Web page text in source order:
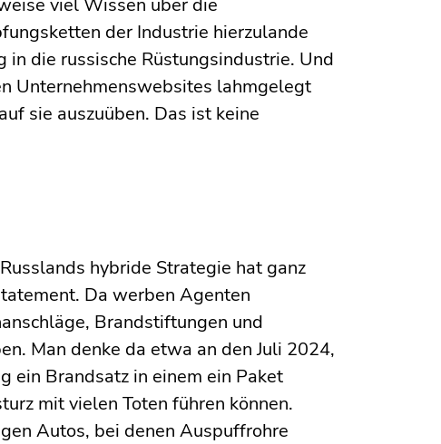
viel Wissen über die
der Industrie hierzulande
die russische Rüstungsindustrie. Und
Unternehmenswebsites lahmgelegt
sie auszuüben. Das ist keine
hybride Strategie hat ganz
Da werben Agenten
Brandstiftungen und
Man denke da etwa an den Juli 2024,
ein Brandsatz in einem ein Paket
mit vielen Toten führen können.
Autos, bei denen Auspuffrohre